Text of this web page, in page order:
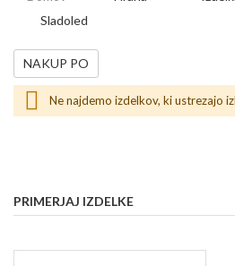
Sladoled
Ne najdemo izdelkov, ki ustrezajo
NAKUP PO
PRIMERJAJ IZDELKE